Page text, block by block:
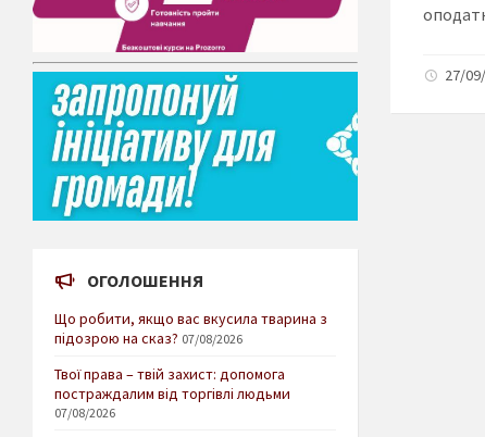
27/
ОГОЛОШЕННЯ
Що робити, якщо вас вкусила тварина з
підозрою на сказ? 07/08/2026
Твої права – твій захист: допомога
постраждалим від торгівлі людьми
07/08/2026